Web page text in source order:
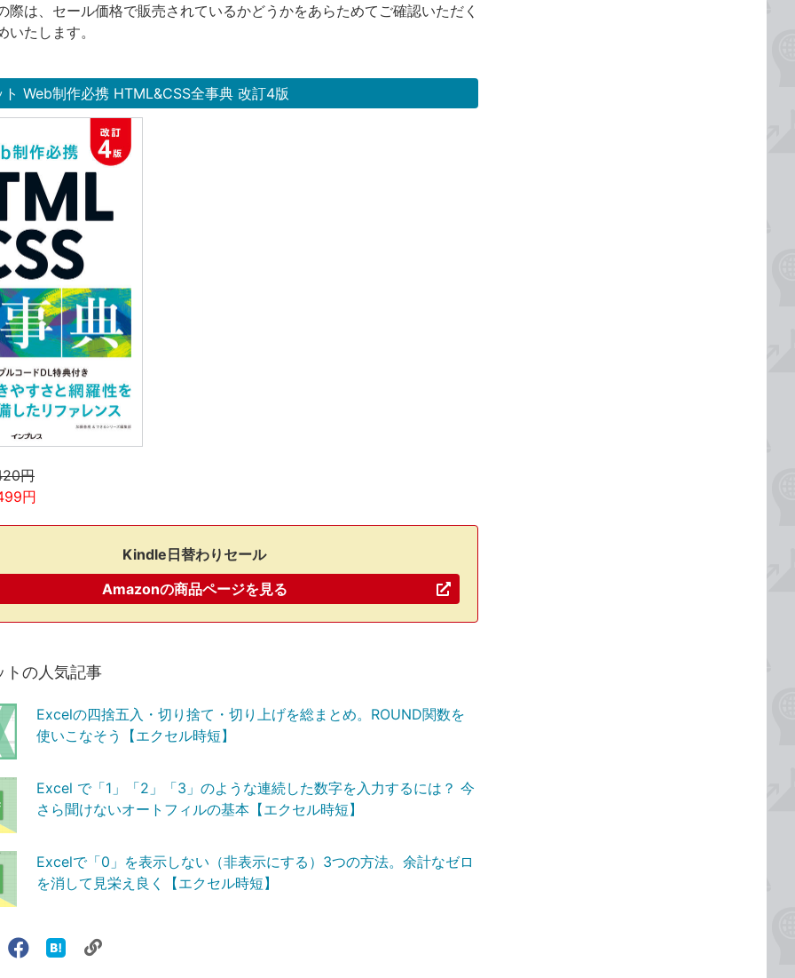
際は、セール価格で販売されているかどうかをあらためてご確認いただく
いたします。
Web制作必携 HTML&CSS全事典 改訂4版
円
円
Kindle日替わりセール
Amazonの商品ページを見る
トの人気記事
Excelの四捨五入・切り捨て・切り上げを総まとめ。ROUND関数を
使いこなそう【エクセル時短】
Excel で「1」「2」「3」のような連続した数字を入力するには？ 今
さら聞けないオートフィルの基本【エクセル時短】
Excelで「0」を表示しない（非表示にする）3つの方法。余計なゼロ
を消して見栄え良く【エクセル時短】
する
旧
Facebook